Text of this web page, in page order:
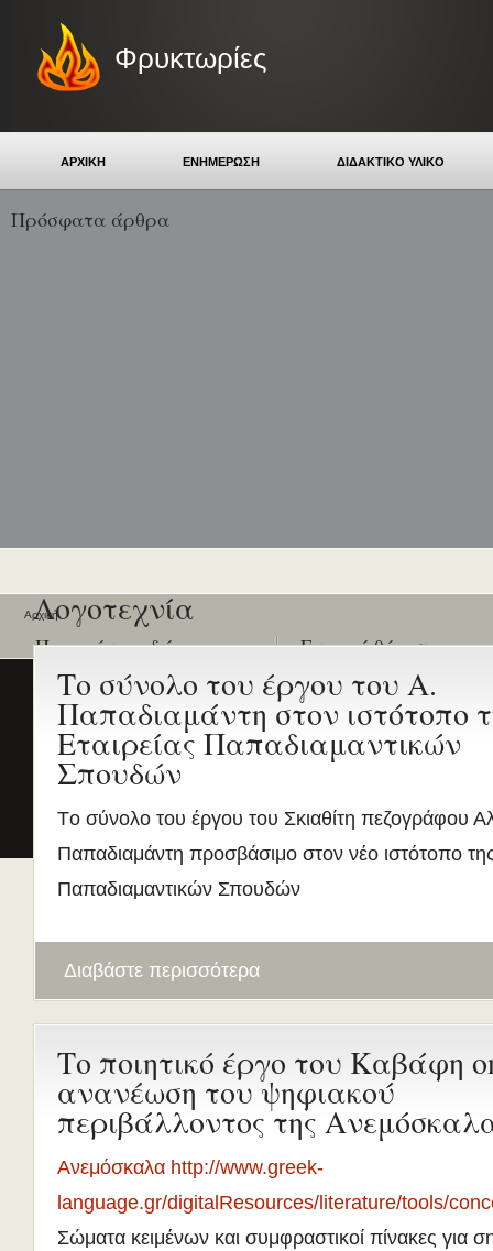
Φρυκτωρίες
ΑΡΧΙΚΗ ΕΝΗΜΕΡΩΣΗ ΔΙΔΑΚΤΙΚΟ ΥΛΙΚΟ
Πρόσφατα άρθρα
Λογοτεχνία
Το σύνολο του έργου του Α.
Παπαδιαμάντη στον ιστότοπο
Εταιρείας Παπαδιαμαντικών
Σπουδών
Tο σύνολο του έργου του Σκιαθίτη πεζογράφου
Παπαδιαμάντη προσβάσιμο στον νέο ιστότοπο
Παπαδιαμαντικών Σπουδών
Διαβάστε περισσότερα
Το ποιητικό έργο του Καβάφη
ανανέωση του ψηφιακού
περιβάλλοντος της
Ανεμόσκαλα http://www.greek-
language.gr/digitalResources/literature/tools/
Σώματα κειμένων και συμφραστικοί πίνακες για
Αρχική
Ποιοι είναι εδώ
Είναι εδώ αυτή τη στιγμή
0 χρήστες
3 επισκέπτες
Ενεργά θέματα
Διδασκαλία της Ελληνικής ως
Δεύτερης/Ξένης Γλώσσας
(Εξ Αποστάσεως) από το Παν/
το πιστοποιητικό επιπέδου Γ2
Πρώτο Διεθνές Συνέδριο